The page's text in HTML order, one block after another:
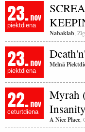
23.nov
piektdiena
Nabaklab ,
23.nov
piektdiena
Melnā
22.nov
ceturtdiena
Myrah
A Nice Place